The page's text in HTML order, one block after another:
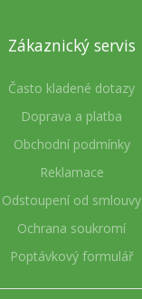
Zákaznický servis
Často kladené dotazy
Doprava a platba
Obchodní podmínky
Reklamace
Odstoupení od smlouvy
Ochrana soukromí
Poptávkový formulář